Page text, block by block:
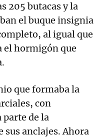
205 butacas y la
el buque insignia
al igual que
el hormigón que
que formaba la
con
de la
anclajes. Ahora